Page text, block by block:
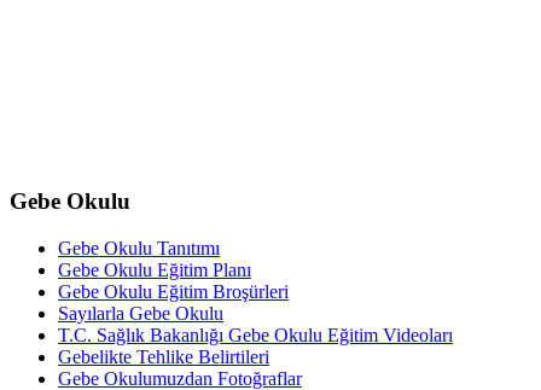
Gebe Okulu
Gebe Okulu Tanıtımı
Gebe Okulu Eğitim Planı
Gebe Okulu Eğitim Broşürleri
Sayılarla Gebe Okulu
T.C. Sağlık Bakanlığı Gebe Okulu Eğitim Videoları
Gebelikte Tehlike Belirtileri
Gebe Okulumuzdan Fotoğraflar